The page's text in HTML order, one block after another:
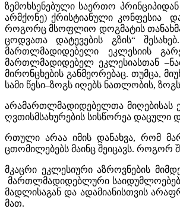
ზემოხსენებული საერთო
არმქონე) ქრისტიანული კონფესია
როგორც მსოფლიო დოგმატის
ცოდვათა დატევების გზის“
მართლმადიდებელი ეკლესიის
მართლმადიდებელ ეკლესიასთან
მირონცხების განმეორებაც. თუმცა,
სამი წესი–ზოგს იღებს ნათლობის,
არამართლმადიდებელთა მიღებისას
ღვთისმსახურების სისწორეა დაცული
რთული არაა იმის დანახვა, რომ
ცთომილებებს მაინც შეიცავს.
მკაცრი ეკლესიური აზროვნების
მართლმადიდებლური
მადლისაგან და ადამიანისთვის
მათ.